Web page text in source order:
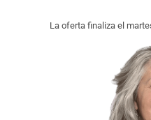
La oferta finaliza el